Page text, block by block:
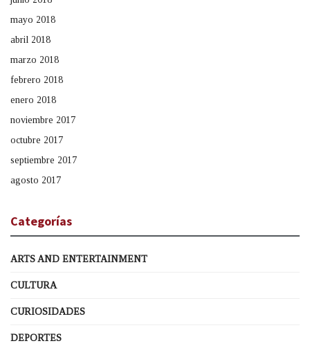
mayo 2018
abril 2018
marzo 2018
febrero 2018
enero 2018
noviembre 2017
octubre 2017
septiembre 2017
agosto 2017
Categorías
ARTS AND ENTERTAINMENT
CULTURA
CURIOSIDADES
DEPORTES